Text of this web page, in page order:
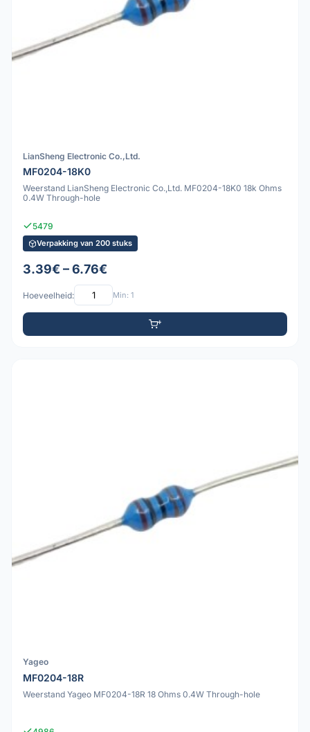
LianSheng Electronic Co.,Ltd.
MF0204-18K0
Weerstand LianSheng Electronic Co.,Ltd. MF0204-18K0 18k Ohms
0.4W Through-hole
5479
Verpakking van 200 stuks
3.39€ – 6.76€
Hoeveelheid: Min: 1
Yageo
MF0204-18R
Weerstand Yageo MF0204-18R 18 Ohms 0.4W Through-hole